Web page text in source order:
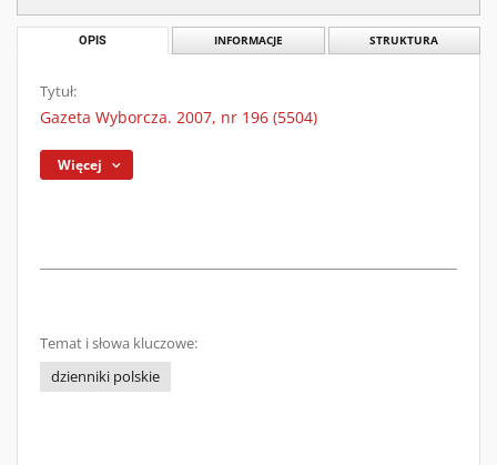
OPIS INFORMACJE STRUKTURA
Tytuł:
Gazeta Wyborcza. 2007, nr 196 (5504)
Więcej
Temat i słowa kluczowe:
dzienniki polskie